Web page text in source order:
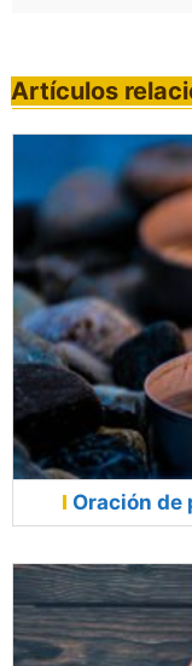
Artículos
Oración de